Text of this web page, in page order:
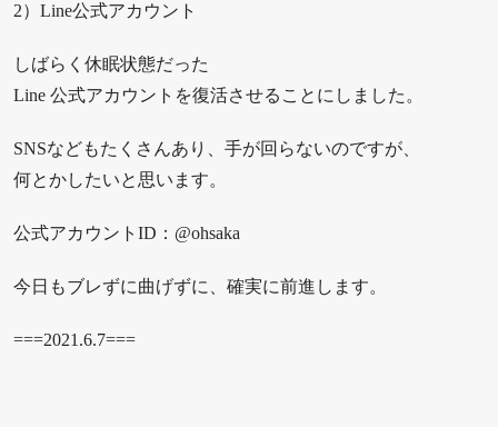
2）Line公式アカウント
しばらく休眠状態だった
Line 公式アカウントを復活させることにしました。
SNSなどもたくさんあり、手が回らないのですが、
何とかしたいと思います。
公式アカウントID：@ohsaka
今日もブレずに曲げずに、確実に前進します。
===2021.6.7===